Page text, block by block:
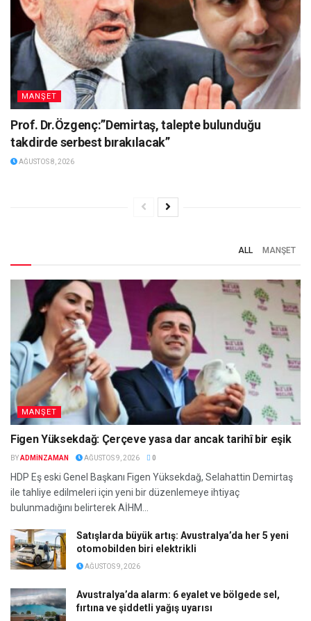
MANŞET
Prof. Dr.Özgenç:”Demirtaş, talepte bulunduğu
takdirde serbest bırakılacak”
AĞUSTOS 8, 2026
ALL MANŞET
MANŞET
Figen Yüksekdağ: Çerçeve yasa dar ancak tarihî bir eşik
BYADMINZAMAN AĞUSTOS 9, 2026 0
HDP Eş eski Genel Başkanı Figen Yüksekdağ, Selahattin Demirtaş
ile tahliye edilmeleri için yeni bir düzenlemeye ihtiyaç
bulunmadığını belirterek AİHM...
Satışlarda büyük artış: Avustralya’da her 5 yeni
otomobilden biri elektrikli
AĞUSTOS 9, 2026
Avustralya’da alarm: 6 eyalet ve bölgede sel,
fırtına ve şiddetli yağış uyarısı